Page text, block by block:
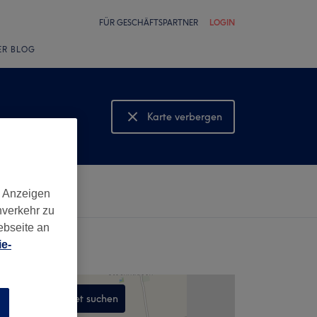
FÜR GESCHÄFTSPARTNER LOGIN
BLOG
Karte verbergen
Karte anzeigen
In diesem Gebiet suchen
zu
an